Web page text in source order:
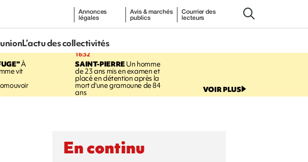
Annonces
légales
Avis & marchés
publics
Courrier des
lecteurs
L’actu des collectivités
À
vit
16:32
SAINT-PIERREUn homme
de 23 ans mis en examen et
placé en détention après la
mort d'une gramoune de 84
ans VOIR PLUS
En continu